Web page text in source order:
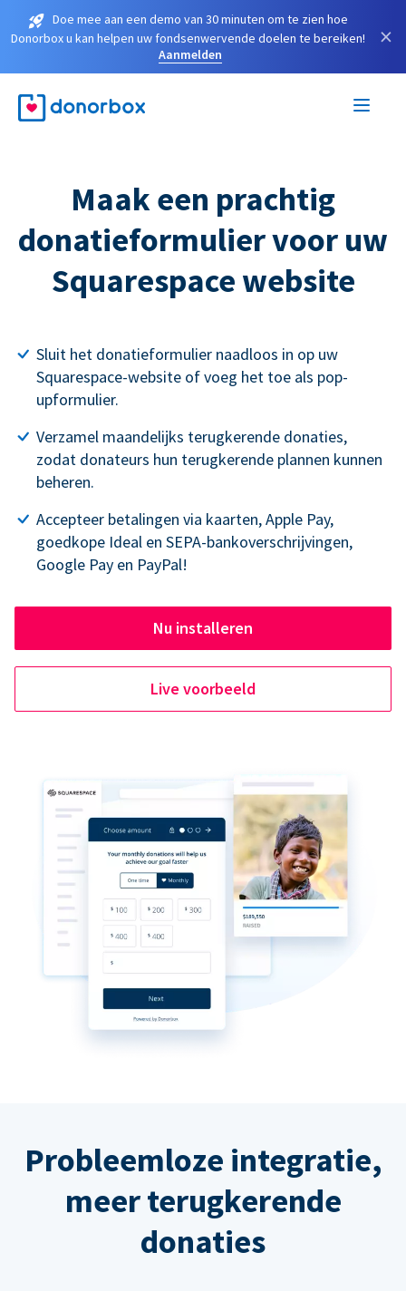
Doe mee aan een demo van 30 minuten om te zien hoe
Donorbox u kan helpen uw fondsenwervende doelen te bereiken!
Aanmelden
×
Maak een prachtig
donatieformulier voor uw
Squarespace website
Sluit het donatieformulier naadloos in op uw
Squarespace-website of voeg het toe als pop-
upformulier.
Verzamel maandelijks terugkerende donaties,
zodat donateurs hun terugkerende plannen kunnen
beheren.
Accepteer betalingen via kaarten, Apple Pay,
goedkope Ideal en SEPA-bankoverschrijvingen,
Google Pay en PayPal!
Nu installeren
Live voorbeeld
Probleemloze integratie,
meer terugkerende
donaties